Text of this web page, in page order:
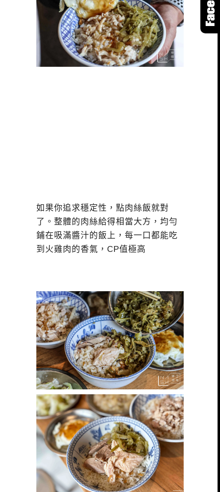
如果你追求穩定性，點肉絲飯就對
了。整體的肉絲給得相當大方，均勻
鋪在吸滿醬汁的飯上，每一口都能吃
到火雞肉的香氣，CP值極高